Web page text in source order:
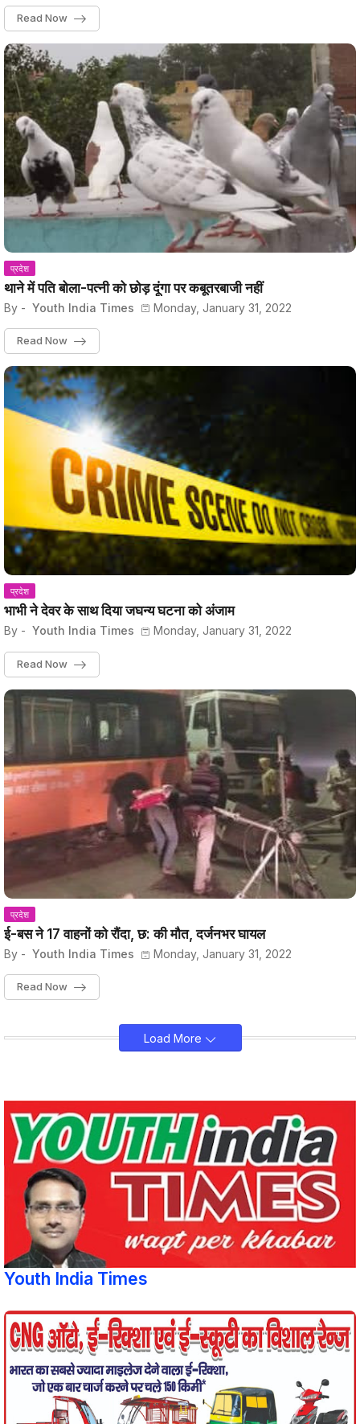
Read Now
प्रदेश
थाने में पति बोला-पत्‍नी को छोड़ दूंगा पर कबूतरबाजी नहीं
By - Youth India Times Monday, January 31, 2022
Read Now
प्रदेश
भाभी ने देवर के साथ दिया जघन्य घटना को अंजाम
By - Youth India Times Monday, January 31, 2022
Read Now
प्रदेश
ई-बस ने 17 वाहनों को रौंदा, छ: की मौत, दर्जनभर घायल
By - Youth India Times Monday, January 31, 2022
Read Now
Load More
Youth India Times